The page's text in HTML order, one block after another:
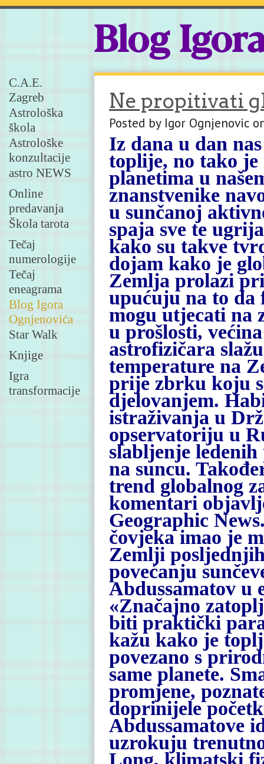
Blog
C.A.E.
Zagreb
Astrološka
škola
Astrološke
konzultacije
astro NEWS
Online
predavanja
Škola tarota
Tečaj
numerologije
Tečaj
eneagrama
Blog Igora
Ognjenovića
Star Walk
Knjige
Igra
transformacije
Ne propitivati
Posted by Igor Ognjenovic
Iz dana u dan
toplije, no tako
planetima u
znanstvenike
u sunčanoj
spaja sve te
kako su takve
dojam kako je
Zemlja prolazi
upućuju na to da
mogu utjecati na
u prošlosti,
astrofizičara
temperature na
prije zbrku koju
djelovanjem.
istraživanja u
opservatoriju u
slabljenje
na suncu.
trend globalnog
komentari
Geographic
čovjeka imao je
Zemlji
povećanju
Abdussamatov u
«Značajno
biti praktički
kažu kako je
povezano s
same planete.
promjene,
doprinijele
Abdussamatove
uzrokuju
Long, klimatski